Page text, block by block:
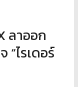
ลาออก
ไรเดอร์